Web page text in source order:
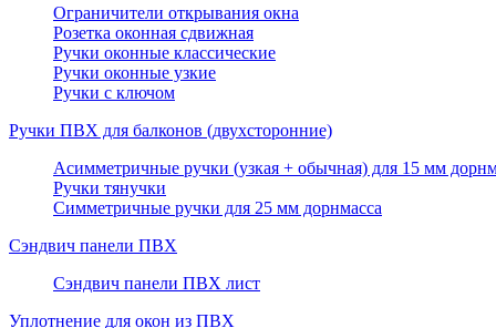
Ограничители открывания окна
Розетка оконная сдвижная
Ручки оконные классические
Ручки оконные узкие
Ручки с ключом
Ручки ПВХ для балконов (двухсторонние)
Асимметричные ручки (узкая + обычная) для 15 мм
Ручки тянучки
Симметричные ручки для 25 мм дорнмасса
Сэндвич панели ПВХ
Сэндвич панели ПВХ лист
Уплотнение для окон из ПВХ